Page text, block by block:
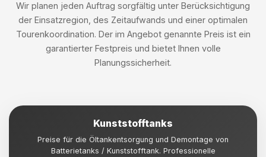
Wir planen jeden Auftrag sorgfältig unter Berücksichtigung
der Einsatzregion, des Zeitaufwands und einer optimalen
Tourenkoordination. Der im Angebot genannte Preis ist ein
garantierter Festpreis und bietet Ihnen volle
Planungssicherheit.
Kunststofftanks
Preise für die Öltankentsorgung und Demontage von
Batterietanks / Kunststofftank. Professionelle